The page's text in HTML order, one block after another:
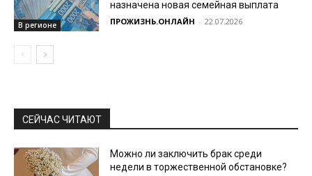
В регионе
назначена новая семейная выплата
ПРОЖИЗНЬ.ОНЛАЙН - 22.07.2026
СЕЙЧАС ЧИТАЮТ
Можно ли заключить брак среди
недели в торжественной обстановке?